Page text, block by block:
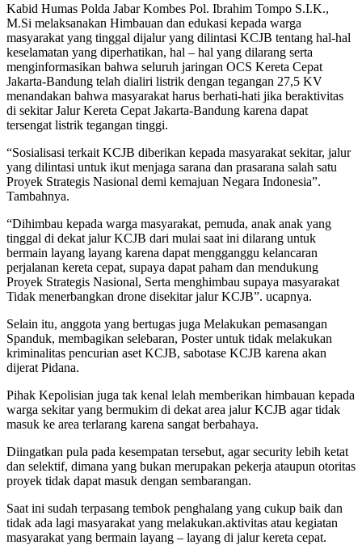
Kabid Humas Polda Jabar Kombes Pol. Ibrahim Tompo S.I.K.,
M.Si melaksanakan Himbauan dan edukasi kepada warga
masyarakat yang tinggal dijalur yang dilintasi KCJB tentang hal-hal
keselamatan yang diperhatikan, hal – hal yang dilarang serta
menginformasikan bahwa seluruh jaringan OCS Kereta Cepat
Jakarta-Bandung telah dialiri listrik dengan tegangan 27,5 KV
menandakan bahwa masyarakat harus berhati-hati jika beraktivitas
di sekitar Jalur Kereta Cepat Jakarta-Bandung karena dapat
tersengat listrik tegangan tinggi.
“Sosialisasi terkait KCJB diberikan kepada masyarakat sekitar, jalur
yang dilintasi untuk ikut menjaga sarana dan prasarana salah satu
Proyek Strategis Nasional demi kemajuan Negara Indonesia”.
Tambahnya.
“Dihimbau kepada warga masyarakat, pemuda, anak anak yang
tinggal di dekat jalur KCJB dari mulai saat ini dilarang untuk
bermain layang layang karena dapat mengganggu kelancaran
perjalanan kereta cepat, supaya dapat paham dan mendukung
Proyek Strategis Nasional, Serta menghimbau supaya masyarakat
Tidak menerbangkan drone disekitar jalur KCJB”. ucapnya.
Selain itu, anggota yang bertugas juga Melakukan pemasangan
Spanduk, membagikan selebaran, Poster untuk tidak melakukan
kriminalitas pencurian aset KCJB, sabotase KCJB karena akan
dijerat Pidana.
Pihak Kepolisian juga tak kenal lelah memberikan himbauan kepada
warga sekitar yang bermukim di dekat area jalur KCJB agar tidak
masuk ke area terlarang karena sangat berbahaya.
Diingatkan pula pada kesempatan tersebut, agar security lebih ketat
dan selektif, dimana yang bukan merupakan pekerja ataupun otoritas
proyek tidak dapat masuk dengan sembarangan.
Saat ini sudah terpasang tembok penghalang yang cukup baik dan
tidak ada lagi masyarakat yang melakukan.aktivitas atau kegiatan
masyarakat yang bermain layang – layang di jalur kereta cepat.